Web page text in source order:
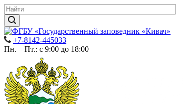
+7-8142-445033
Пн. – Пт.: с 9:00 до 18:00